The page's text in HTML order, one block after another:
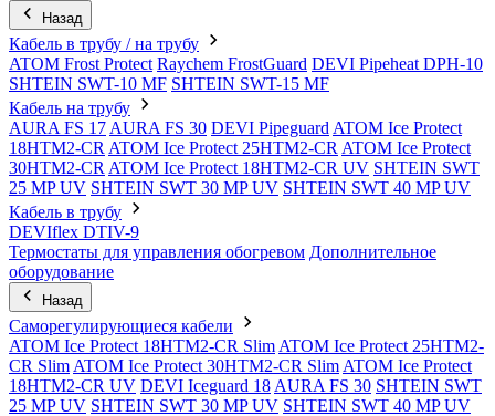
Назад
Кабель в трубу / на трубу
ATOM Frost Protect Raychem FrostGuard DEVI Pipeheat DPH-10
SHTEIN SWT-10 MF SHTEIN SWT-15 MF
Кабель на трубу
AURA FS 17 AURA FS 30 DEVI Pipeguard ATOM Ice Protect
18HTM2-CR ATOM Ice Protect 25HTM2-CR ATOM Ice Protect
30HTM2-CR ATOM Ice Protect 18HTM2-CR UV SHTEIN SWT
25 MP UV SHTEIN SWT 30 MP UV SHTEIN SWT 40 MP UV
Кабель в трубу
DEVIflex DTIV-9
Термостаты для управления обогревом Дополнительное
оборудование
Назад
Саморегулирующиеся кабели
ATOM Ice Protect 18HTM2-CR Slim ATOM Ice Protect 25HTM2-
CR Slim ATOM Ice Protect 30HTM2-CR Slim ATOM Ice Protect
18HTM2-CR UV DEVI Iceguard 18 AURA FS 30 SHTEIN SWT
25 MP UV SHTEIN SWT 30 MP UV SHTEIN SWT 40 MP UV